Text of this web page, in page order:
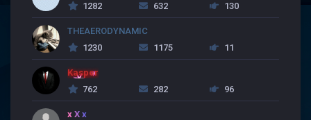
1282
632 130
THEAERODYNAMIC
1230
1175 11
Kasper
762
282 96
x X x